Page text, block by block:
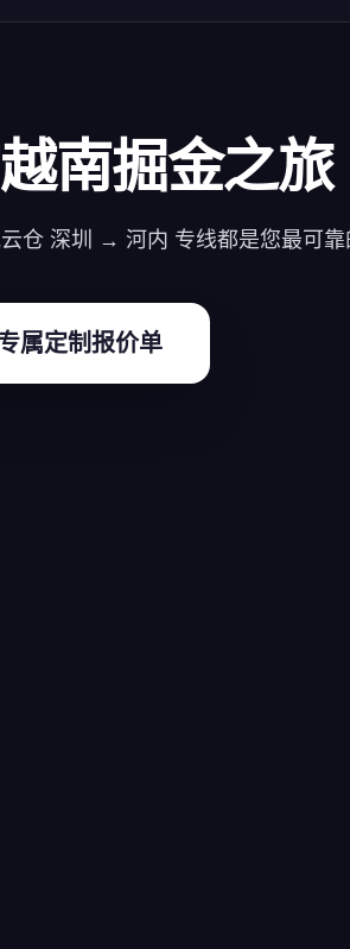
南掘金之旅
仓 深圳 → 河内 专线都是您最可靠
属定制报价单